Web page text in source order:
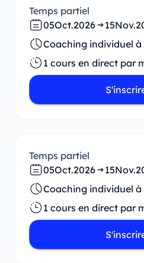
Temps partiel
05Oct.2026 15Nov.
Coaching individuel
1 cours en direct par
Temps partiel
05Oct.2026 15Nov.
Coaching individuel
1 cours en direct par